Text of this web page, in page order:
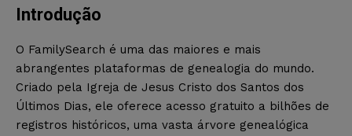
Introdução
O FamilySearch é uma das maiores e mais
abrangentes plataformas de genealogia do mundo.
Criado pela Igreja de Jesus Cristo dos Santos dos
Últimos Dias, ele oferece acesso gratuito a bilhões de
registros históricos, uma vasta árvore genealógica